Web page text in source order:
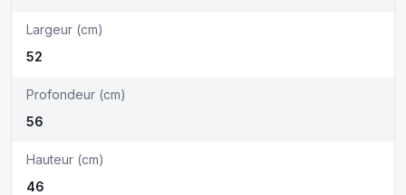
Largeur (cm)
52
Profondeur (cm)
56
Hauteur (cm)
46